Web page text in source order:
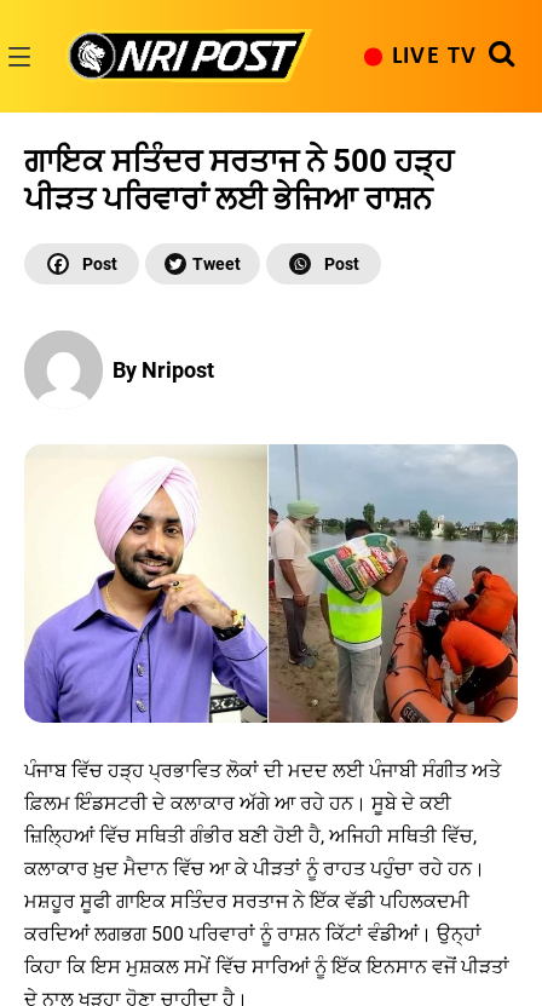
content
LIVE TV
ਗਾਇਕ ਸਤਿੰਦਰ ਸਰਤਾਜ ਨੇ 500 ਹੜ੍ਹ
ਪੀੜਤ ਪਰਿਵਾਰਾਂ ਲਈ ਭੇਜਿਆ ਰਾਸ਼ਨ
By Nripost
ਪੰਜਾਬ ਵਿੱਚ ਹੜ੍ਹ ਪ੍ਰਭਾਵਿਤ ਲੋਕਾਂ ਦੀ ਮਦਦ ਲਈ ਪੰਜਾਬੀ ਸੰਗੀਤ ਅਤੇ
ਫ਼ਿਲਮ ਇੰਡਸਟਰੀ ਦੇ ਕਲਾਕਾਰ ਅੱਗੇ ਆ ਰਹੇ ਹਨ। ਸੂਬੇ ਦੇ ਕਈ
ਜ਼ਿਲ੍ਹਿਆਂ ਵਿੱਚ ਸਥਿਤੀ ਗੰਭੀਰ ਬਣੀ ਹੋਈ ਹੈ, ਅਜਿਹੀ ਸਥਿਤੀ ਵਿੱਚ,
ਕਲਾਕਾਰ ਖ਼ੁਦ ਮੈਦਾਨ ਵਿੱਚ ਆ ਕੇ ਪੀੜਤਾਂ ਨੂੰ ਰਾਹਤ ਪਹੁੰਚਾ ਰਹੇ ਹਨ।
ਮਸ਼ਹੂਰ ਸੂਫੀ ਗਾਇਕ ਸਤਿੰਦਰ ਸਰਤਾਜ ਨੇ ਇੱਕ ਵੱਡੀ ਪਹਿਲਕਦਮੀ
ਕਰਦਿਆਂ ਲਗਭਗ 500 ਪਰਿਵਾਰਾਂ ਨੂੰ ਰਾਸ਼ਨ ਕਿੱਟਾਂ ਵੰਡੀਆਂ। ਉਨ੍ਹਾਂ
ਕਿਹਾ ਕਿ ਇਸ ਮੁਸ਼ਕਲ ਸਮੇਂ ਵਿੱਚ ਸਾਰਿਆਂ ਨੂੰ ਇੱਕ ਇਨਸਾਨ ਵਜੋਂ ਪੀੜਤਾਂ
ਦੇ ਨਾਲ ਖੜ੍ਹਾ ਹੋਣਾ ਚਾਹੀਦਾ ਹੈ।